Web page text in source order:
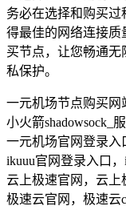
务必在选择和购买
得最佳的网络连接质
买节点，让您畅通
私保护。
一元机场节点购买网
小火箭shadowsock_
一元机场官网登录入
ikuuu官网登录入口
云上极速官网，云上
极速云官网，极速云